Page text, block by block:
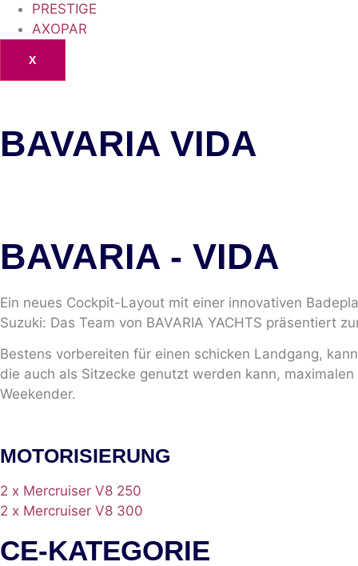
PRESTIGE
AXOPAR
X
BAVARIA VIDA
BAVARIA - VIDA
Ein neues Cockpit-Layout mit einer innovativen
Suzuki: Das Team von BAVARIA YACHTS präsentiert
Bestens vorbereiten für einen schicken Landgang,
die auch als Sitzecke genutzt werden kann,
Weekender.
MOTORISIERUNG
2 x Mercruiser V8 250
2 x Mercruiser V8 300
CE-KATEGORIE